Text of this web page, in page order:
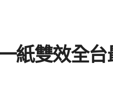
紙雙效全台